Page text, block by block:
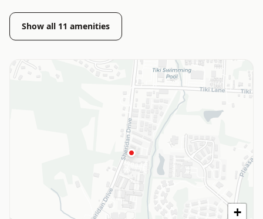
Show all 11 amenities
+